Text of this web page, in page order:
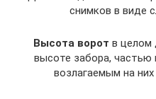
снимков в виде
Высота ворот в целом
высоте забора, частью
возлагаемым на